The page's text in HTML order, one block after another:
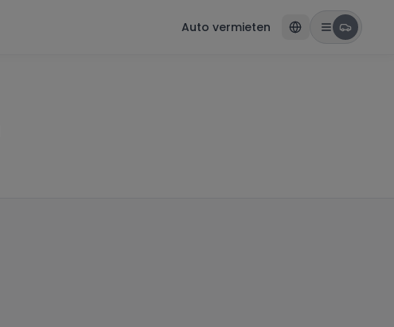
Auto vermieten